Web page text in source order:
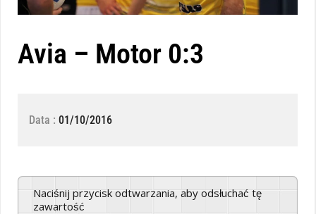
Avia – Motor 0:3
Data : 01/10/2016
Naciśnij przycisk odtwarzania, aby odsłuchać tę
zawartość